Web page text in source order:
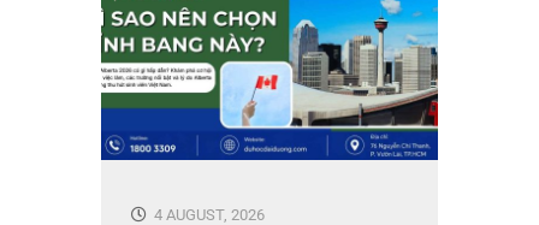
4 AUGUST, 2026